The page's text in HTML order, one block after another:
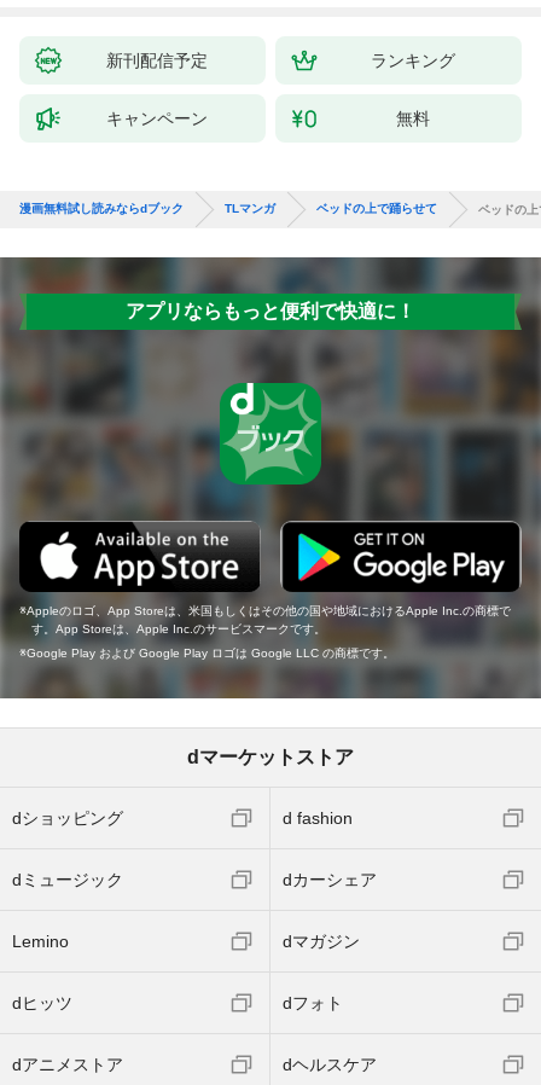
新刊配信予定 ランキング
キャンペーン 無料
漫画無料試し読みならdブック TLマンガ ベッドの上で踊らせて ベッドの
アプリならもっと便利で快適に！
Appleのロゴ、App Storeは、米国もしくはその他の国や地域におけるApple Inc.の商標で
す。App Storeは、Apple Inc.のサービスマークです。
Google Play および Google Play ロゴは Google LLC の商標です。
dマーケットストア
dショッピング d fashion
dミュージック dカーシェア
Lemino dマガジン
dヒッツ dフォト
dアニメストア dヘルスケア